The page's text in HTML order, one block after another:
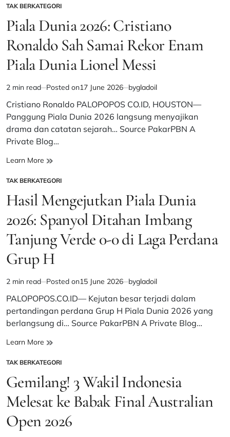
di
Papua:
Ketika
Tongkonan
dan
Baju
Sulsel
“Menghipnotis”
Warga
Manokwari
POSTED
IN
TAK BERKATEGORI
Piala Dunia 2026: Cristiano
Ronaldo Sah Samai Rekor Enam
Piala Dunia Lionel Messi
Estimated
read
time
2 min read Posted on17 June 2026 bygladoil
Cristiano Ronaldo ​PALOPOPOS CO.ID, HOUSTON—
Panggung Piala Dunia 2026 langsung menyajikan
drama dan catatan sejarah… Source PakarPBN A
Private Blog…
Learn More Piala
2026:
Ronaldo
Sah
Samai
Rekor
Enam
Piala
Lionel
POSTED
IN
TAK BERKATEGORI
Hasil Mengejutkan Piala Dunia
2026: Spanyol Ditahan Imbang
Tanjung Verde 0-0 di Laga Perdana
Grup H
Estimated
read
time
2 min read Posted on15 June 2026 bygladoil
PALOPOPOS.CO.ID— Kejutan besar terjadi dalam
pertandingan perdana Grup H Piala Dunia 2026 yang
berlangsung di… Source PakarPBN A Private Blog…
Learn More Hasil
Piala
2026:
Spanyol
Ditahan
Imbang
Tanjung
POSTED
IN
TAK BERKATEGORI
Gemilang! 3 Wakil Indonesia
Melesat ke Babak Final Australian
Open 2026